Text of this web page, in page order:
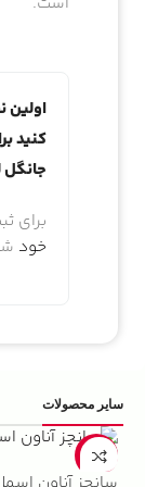
اولین
کنید
جانگل
برای
خود
سایر محصولات
-13%